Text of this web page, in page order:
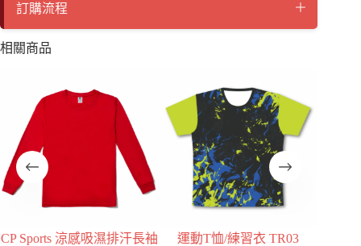
訂購流程
相關商品
長袖
運動T恤/練習衣 TR03
日本Printstar4.0盎司全棉輕